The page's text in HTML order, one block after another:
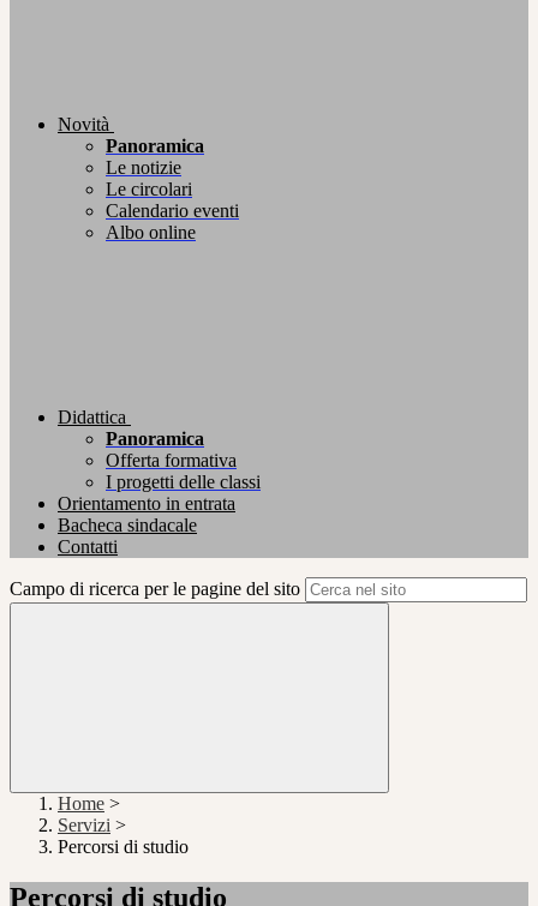
Novità
Panoramica
Le notizie
Le circolari
Calendario eventi
Albo online
Didattica
Panoramica
Offerta formativa
I progetti delle classi
Orientamento in entrata
Bacheca sindacale
Contatti
Campo di ricerca per le pagine del sito
Home >
Servizi >
Percorsi di studio
Percorsi di studio